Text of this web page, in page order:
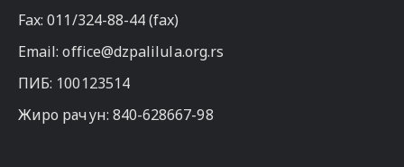
Fax: 011/324-88-44 (fax)
Email:office@dzpalilula.org.rs
ПИБ: 100123514
Жиро рачун: 840-628667-98